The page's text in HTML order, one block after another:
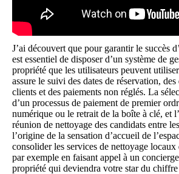
J’ai découvert que pour garantir le succès
est essentiel de disposer d’un système de
propriété que les utilisateurs peuvent
assure le suivi des dates de réservation,
clients et des paiements non réglés. La
d’un processus de paiement de premier
numérique ou le retrait de la boîte à clé, et
réunion de nettoyage des candidats entre
l’origine de la sensation d’accueil de
consolider les services de nettoyage locaux
par exemple en faisant appel à un
propriété qui deviendra votre star du chiffre